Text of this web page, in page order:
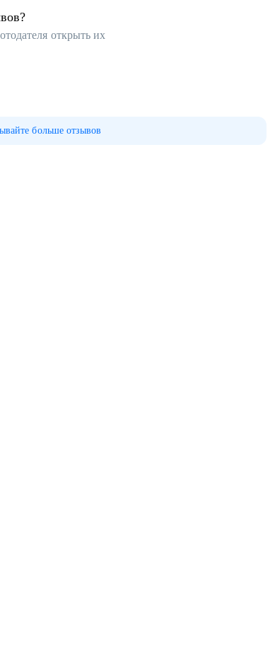
открыть их
больше отзывов